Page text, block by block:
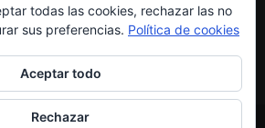
todas las cookies, rechazar las no
sus preferencias. Política de cookies
Aceptar todo
Rechazar